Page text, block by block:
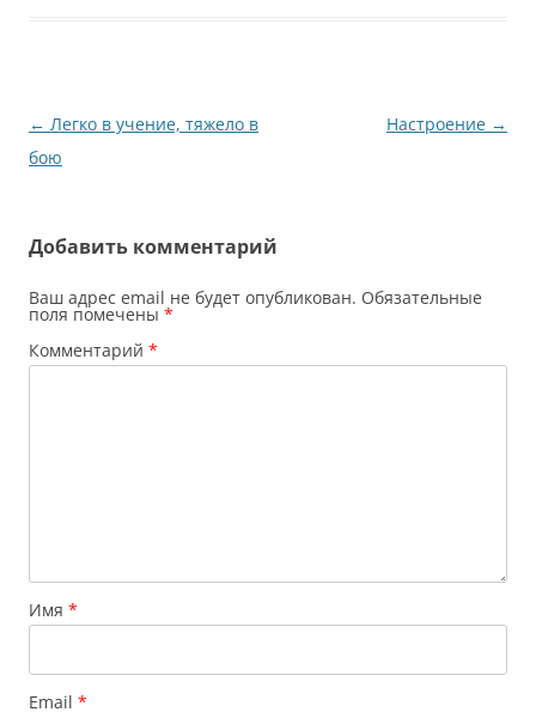
Навигация
по
← Легко в учение, тяжело в
бою
Настроение →
Добавить комментарий
Ваш адрес email не будет опубликован. Обязательные
поля помечены *
Комментарий *
Имя *
Email *